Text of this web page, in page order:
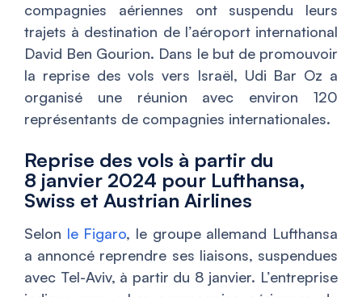
compagnies aériennes ont suspendu leurs
trajets à destination de l’aéroport international
David Ben Gourion. Dans le but de promouvoir
la reprise des vols vers Israël, Udi Bar Oz a
organisé une réunion avec environ 120
représentants de compagnies internationales.
Reprise des vols à partir du
8 janvier 2024 pour Lufthansa,
Swiss et Austrian Airlines
Selon le Figaro, le groupe allemand Lufthansa
a annoncé reprendre ses liaisons, suspendues
avec Tel-Aviv, à partir du 8 janvier. L’entreprise